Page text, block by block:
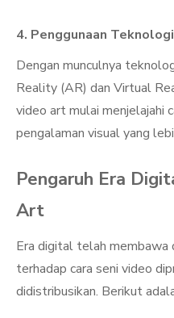
4. Penggunaan
Dengan munculnya
Reality (AR) dan Virtual
video art mulai menjelajahi
pengalaman visual yang
Pengaruh Era
Art
Era digital telah membawa
terhadap cara seni video
didistribusikan. Berikut